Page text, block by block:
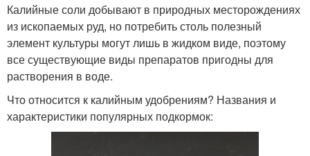
Калийные соли добывают в природных месторождениях
из ископаемых руд, но потребить столь полезный
элемент культуры могут лишь в жидком виде, поэтому
все существующие виды препаратов пригодны для
растворения в воде.
Что относится к калийным удобрениям? Названия и
характеристики популярных подкормок: